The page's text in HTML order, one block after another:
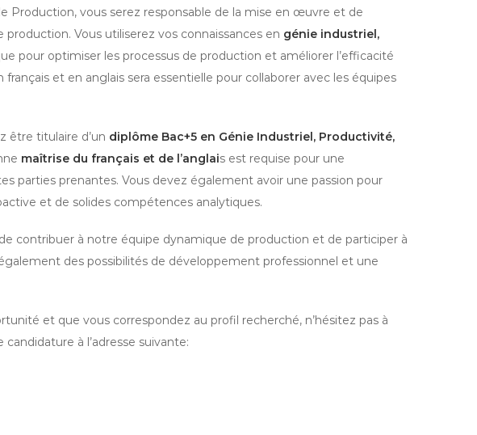
Production, vous serez responsable de la mise en œuvre et de
Vous utiliserez vos connaissances en génie industriel,
pour optimiser les processus de production et améliorer l’efficacité
et en anglais sera essentielle pour collaborer avec les équipes
être titulaire d’un diplôme Bac+5 en Génie Industriel, Productivité,
maîtrise du français et de l’anglais est requise pour une
parties prenantes. Vous devez également avoir une passion pour
et de solides compétences analytiques.
contribuer à notre équipe dynamique de production et de participer à
des possibilités de développement professionnel et une
et que vous correspondez au profil recherché, n’hésitez pas à
à l’adresse suivante: